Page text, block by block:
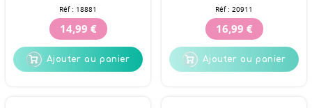
Réf : 18881
14,99 €
Ajouter au panier
Réf : 20911
16,99 €
Ajouter au panier